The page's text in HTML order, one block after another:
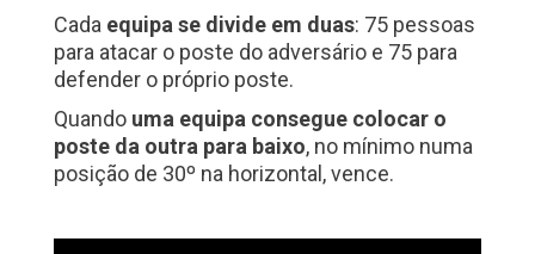
Cada equipa se divide em duas: 75 pessoas
para atacar o poste do adversário e 75 para
defender o próprio poste.
Quando uma equipa consegue colocar o
poste da outra para baixo, no mínimo numa
posição de 30º na horizontal, vence.